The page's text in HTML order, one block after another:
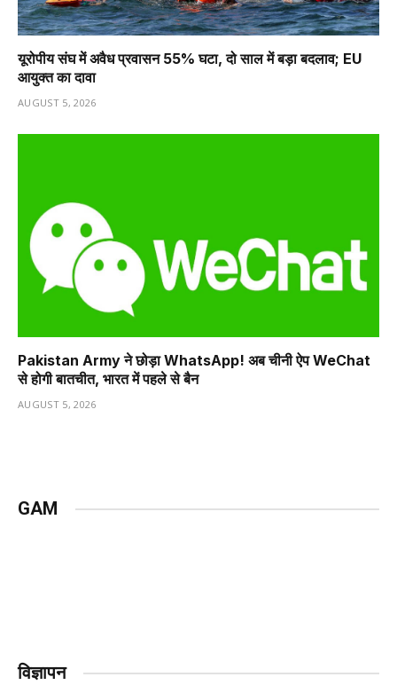
यूरोपीय संघ में अवैध प्रवासन 55% घटा, दो साल में बड़ा बदलाव; EU
आयुक्त का दावा
AUGUST 5, 2026
Pakistan Army ने छोड़ा WhatsApp! अब चीनी ऐप WeChat
से होगी बातचीत, भारत में पहले से बैन
AUGUST 5, 2026
GAM
विज्ञापन